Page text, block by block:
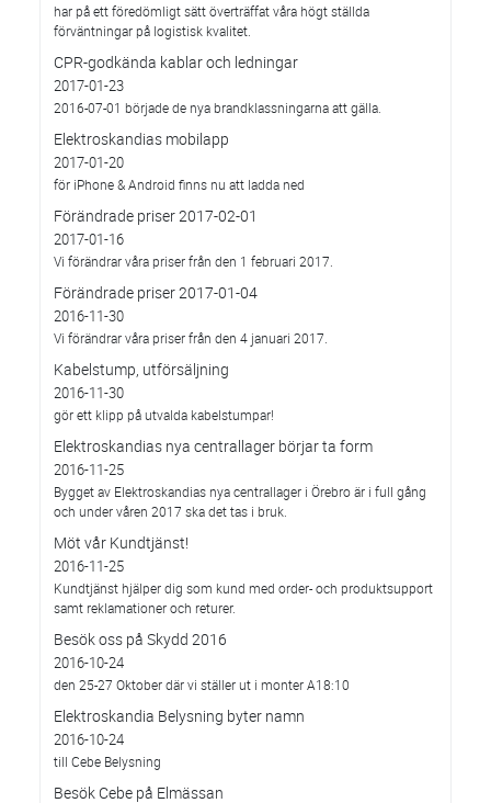
har på ett föredömligt sätt överträffat våra högt ställda
förväntningar på logistisk kvalitet.
CPR-godkända kablar och ledningar
2017-01-23
2016-07-01 började de nya brandklassningarna att gälla.
Elektroskandias mobilapp
2017-01-20
för iPhone & Android finns nu att ladda ned
Förändrade priser 2017-02-01
2017-01-16
Vi förändrar våra priser från den 1 februari 2017.
Förändrade priser 2017-01-04
2016-11-30
Vi förändrar våra priser från den 4 januari 2017.
Kabelstump, utförsäljning
2016-11-30
gör ett klipp på utvalda kabelstumpar!
Elektroskandias nya centrallager börjar ta form
2016-11-25
Bygget av Elektroskandias nya centrallager i Örebro är i full gång
och under våren 2017 ska det tas i bruk.
Möt vår Kundtjänst!
2016-11-25
Kundtjänst hjälper dig som kund med order- och produktsupport
samt reklamationer och returer.
Besök oss på Skydd 2016
2016-10-24
den 25-27 Oktober där vi ställer ut i monter A18:10
Elektroskandia Belysning byter namn
2016-10-24
till Cebe Belysning
Besök Cebe på Elmässan